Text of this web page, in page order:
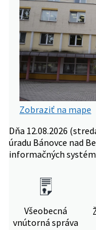
Zobraziť na mape
Dňa 12.08.2026
úradu Bánovce nad
informačných
Všeobecná
vnútorná správa